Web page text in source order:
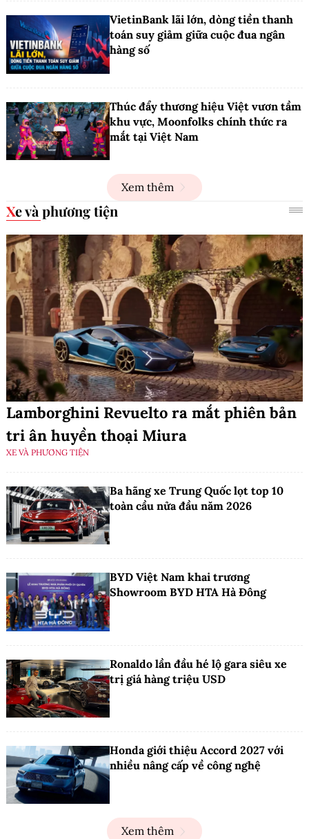
VietinBank lãi lớn, dòng tiền thanh
toán suy giảm giữa cuộc đua ngân
hàng số
Thúc đẩy thương hiệu Việt vươn tầm
khu vực, Moonfolks chính thức ra
mắt tại Việt Nam
Xem thêm
Xe và phương tiện
Lamborghini Revuelto ra mắt phiên bản
tri ân huyền thoại Miura
XE VÀ PHƯƠNG TIỆN
Ba hãng xe Trung Quốc lọt top 10
toàn cầu nửa đầu năm 2026
BYD Việt Nam khai trương
Showroom BYD HTA Hà Đông
Ronaldo lần đầu hé lộ gara siêu xe
trị giá hàng triệu USD
Honda giới thiệu Accord 2027 với
nhiều nâng cấp về công nghệ
Xem thêm